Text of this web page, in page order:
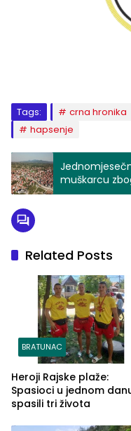
Tags: crna hronika
hapsenje
muškarcu
Related Posts
BRATUNAC
Heroji Rajske plaže:
Spasioci u jednom
spasili tri života